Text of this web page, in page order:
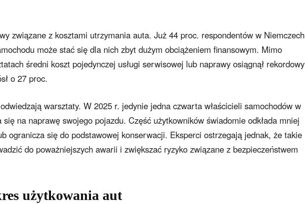
związane z kosztami utrzymania auta. Już 44 proc. respondentów w Niemczech
może stać się dla nich zbyt dużym obciążeniem finansowym. Mimo
średni koszt pojedynczej usługi serwisowej lub naprawy osiągnął rekordowy
o 27 proc.
warsztaty. W 2025 r. jedynie jedna czwarta właścicieli samochodów w
się na naprawę swojego pojazdu. Część użytkowników świadomie odkłada mniej
ogranicza się do podstawowej konserwacji. Eksperci ostrzegają jednak, że takie
do poważniejszych awarii i zwiększać ryzyko związane z bezpieczeństwem
użytkowania aut